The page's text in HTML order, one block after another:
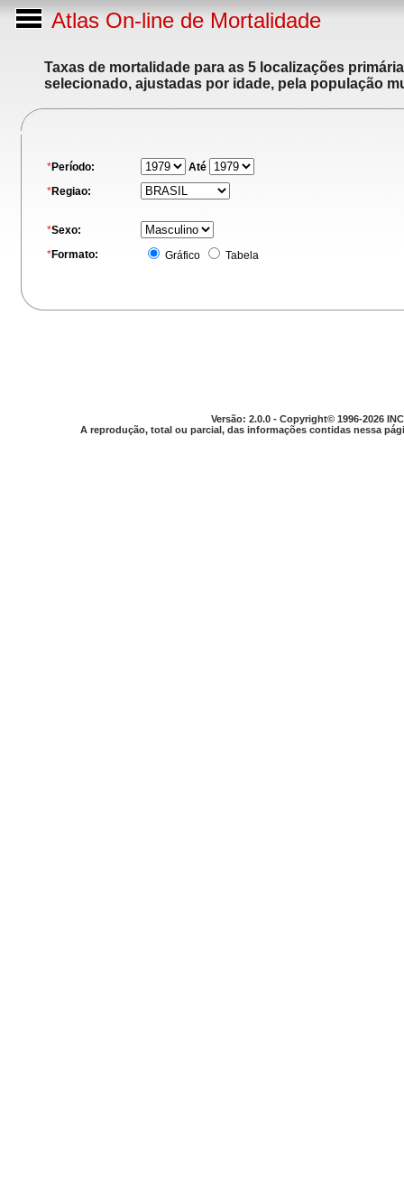
Atlas On-line de Mortalidade
Taxas de mortalidade para as 5 localizações
selecionado, ajustadas por idade, pela população
*Período:
Até
*Regiao:
*Sexo:
*Formato: Gráfico Tabela
Versão: 2.0.0 - Copyright© 1996-2026
A reprodução, total ou parcial, das informações contidas nessa